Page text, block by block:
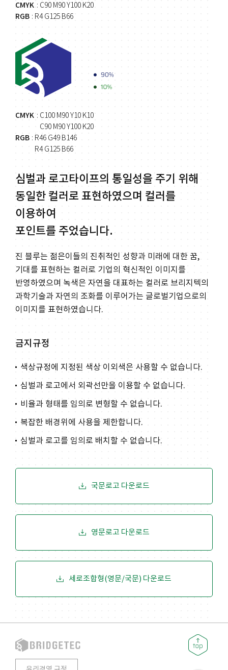
CMYK : C90 M90 Y100 K20
RGB : R4 G125 B66
CMYK : C100 M90 Y10 K10
C90 M90 Y100 K20
RGB : R46 G49 B146
R4 G125 B66
심벌과 로고타이프의 통일성을 주기 위해
동일한 컬러로 표현하였으며 컬러를
이용하여
포인트를 주었습니다.
진 블루는 젊은이들의 진취적인 성향과 미래에 대한 꿈,
기대를 표현하는 컬러로 기업의 혁신적인 이미지를
반영하였으며 녹색은 자연을 대표하는 컬러로 브리지텍의
과학기술과 자연의 조화를 이루어가는 글로벌기업으로의
이미지를 표현하였습니다.
금지규정
색상규정에 지정된 색상 이외색은 사용할 수 없습니다.
심벌과 로고에서 외곽선만을 이용할 수 없습니다.
비율과 형태를 임의로 변형할 수 없습니다.
복잡한 배경위에 사용을 제한합니다.
심벌과 로고를 임의로 배치할 수 없습니다.
국문로고 다운로드
영문로고 다운로드
세로조합형(영문/국문) 다운로드